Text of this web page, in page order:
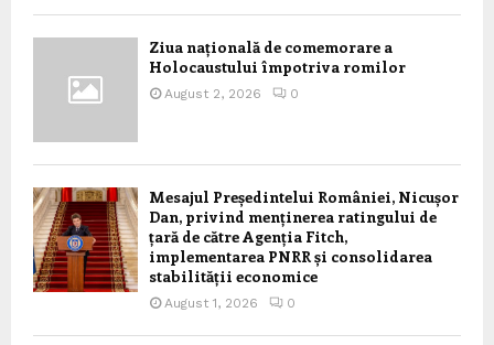
Ziua națională de comemorare a
Holocaustului împotriva romilor
August 2, 2026 0
Mesajul Președintelui României, Nicușor
Dan, privind menținerea ratingului de
țară de către Agenția Fitch,
implementarea PNRR și consolidarea
stabilității economice
August 1, 2026 0